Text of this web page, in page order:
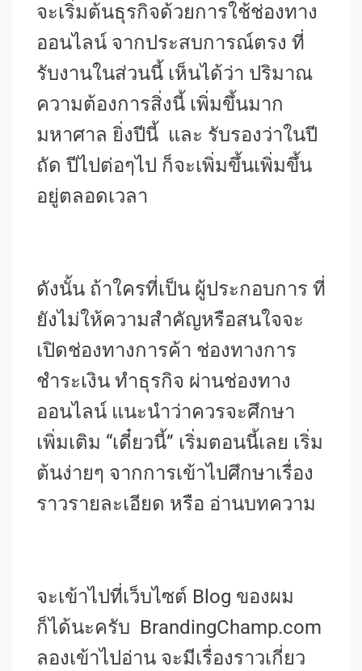
จะเริ่มต้นธุรกิจด้วยการใช้ช่องทาง
ออนไลน์ จากประสบการณ์ตรง ที่
รับงานในส่วนนี้ เห็นได้ว่า ปริมาณ
ความต้องการสิ่งนี้ เพิ่มขึ้นมาก
มหาศาล ยิ่งปีนี้ และ รับรองว่าในปี
ถัด ปีไปต่อๆไป ก็จะเพิ่มขึ้นเพิ่มขึ้น
อยู่ตลอดเวลา
ดังนั้น ถ้าใครที่เป็น ผู้ประกอบการ ที่
ยังไม่ให้ความสำคัญหรือสนใจจะ
เปิดช่องทางการค้า ช่องทางการ
ชำระเงิน ทำธุรกิจ ผ่านช่องทาง
ออนไลน์ แนะนำว่าควรจะศึกษา
เพิ่มเติม “เดี๋ยวนี้” เริ่มตอนนี้เลย เริ่ม
ต้นง่ายๆ จากการเข้าไปศึกษาเรื่อง
ราวรายละเอียด หรือ อ่านบทความ
จะเข้าไปที่เว็บไซต์ Blog ของผม
ก็ได้นะครับ BrandingChamp.com
ลองเข้าไปอ่าน จะมีเรื่องราวเกี่ยว